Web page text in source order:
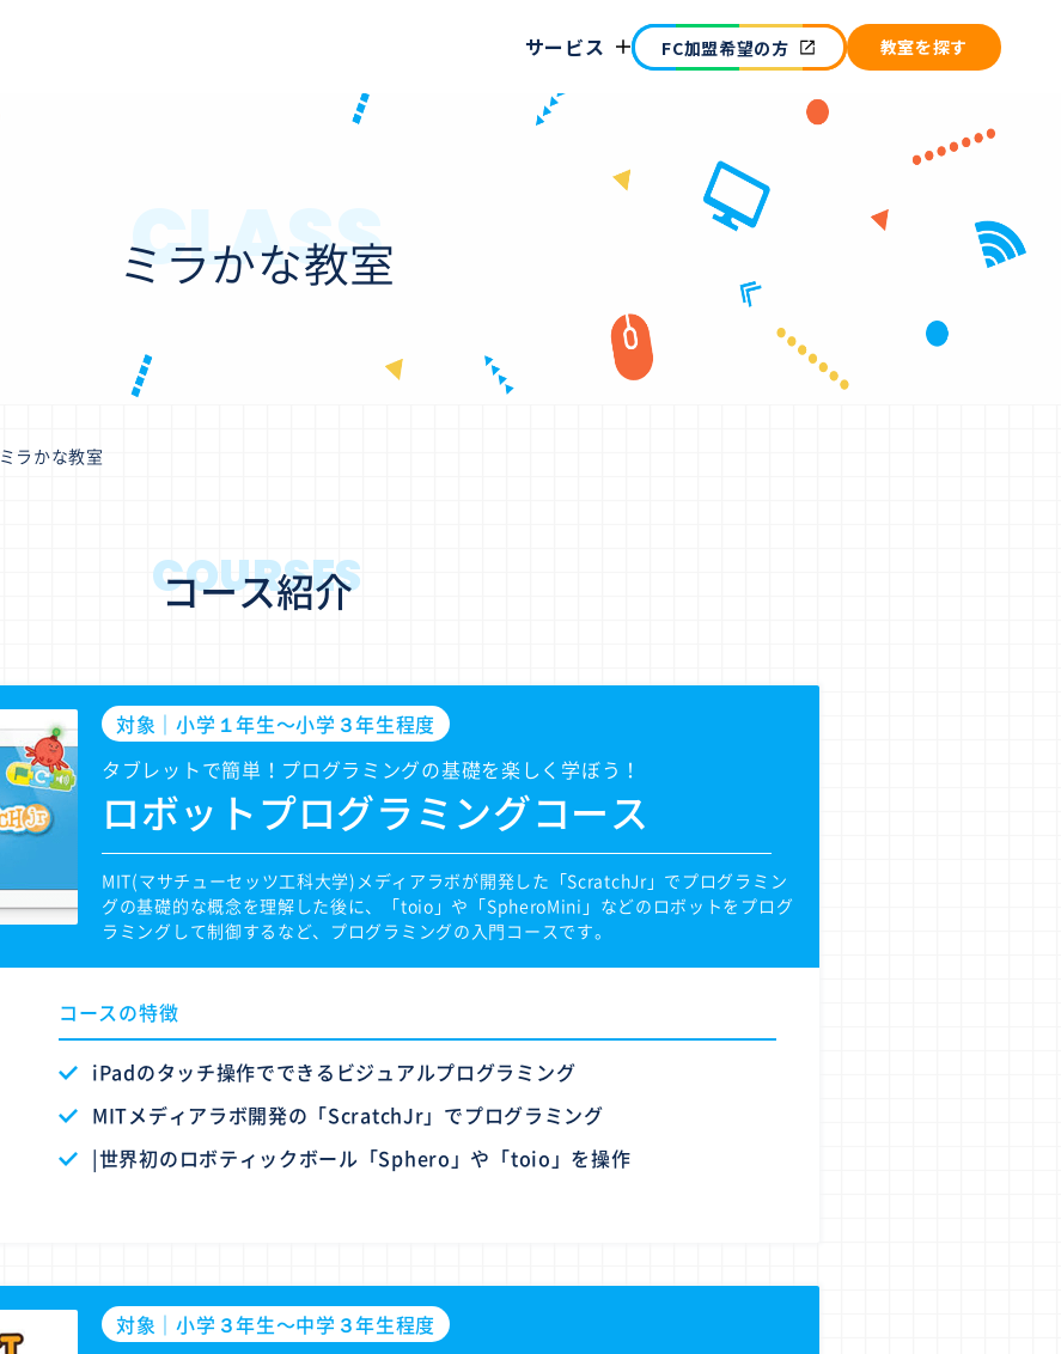
サービス FC加盟希望の方 教室を​探す
CLASS
ミラかな教室
ミラかな教室
COURSES
コース紹介
対象｜小学１年生〜小学３年生程度
タブレットで簡単！プログラミングの基礎を楽しく学ぼう！
ロボットプログラミングコース
MIT(マサチューセッツ工科大学)メディアラボが開発した「ScratchJr」でプログラミン
グの基礎的な概念を理解した後に、「toio」や「SpheroMini」などのロボットをプログ
ラミングして制御するなど、プログラミングの入門コースです。
コースの特徴
iPadのタッチ操作でできるビジュアルプログラミング
MITメディアラボ開発の「ScratchJr」でプログラミング
|世界初のロボティックボール「Sphero」や「toio」を操作
対象｜小学３年生〜中学３年生程度